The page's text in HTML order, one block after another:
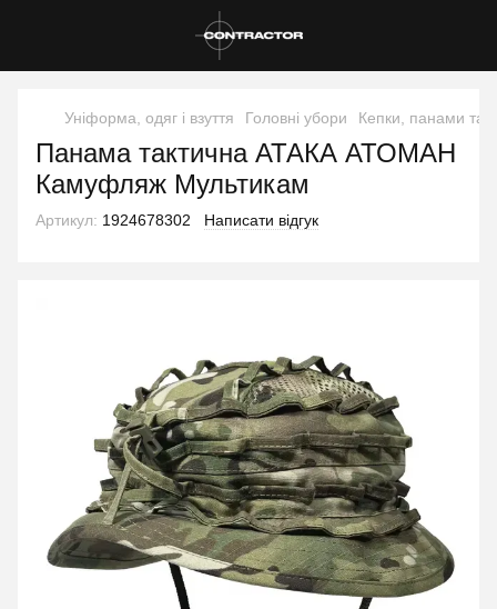
Уніформа, одяг і взуття Головні убори Кепки, панами та
Панама тактична АТАКА АТОМАН
Камуфляж Мультикам
Артикул: 1924678302 Написати відгук